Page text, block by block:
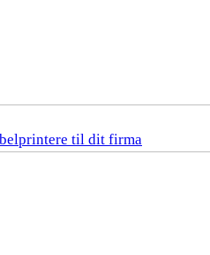
til dit firma